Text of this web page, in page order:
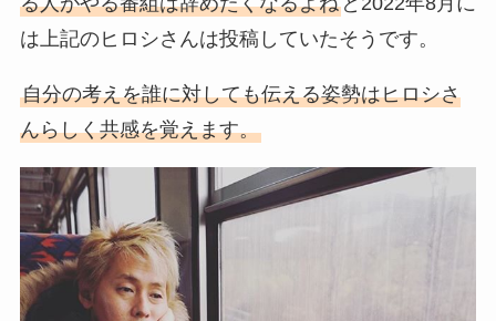
は上記のヒロシさんは投稿していたそうです。
自分の考えを誰に対しても伝える姿勢はヒロシさ
んらしく共感を覚えます。